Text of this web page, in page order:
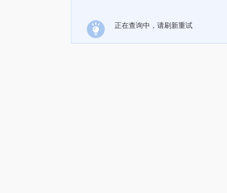
正在查询中，请刷新重试